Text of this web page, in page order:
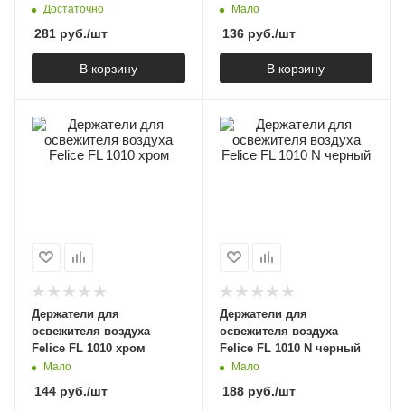
Достаточно
281 руб./шт
В корзину
Мало
136руб./шт
В корзину
Держатели для
освежителя воздуха
Felice FL 1010 хром
Мало
144 руб./шт
Держатели для
освежителя воздуха
Felice FL 1010 N черный
Мало
188руб./шт